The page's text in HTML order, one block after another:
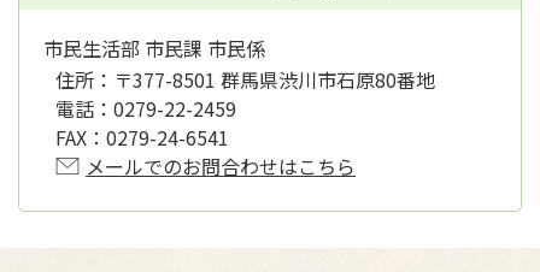
市民生活部 市民課 市民係
住所： 〒377-8501 群馬県渋川市石原80番地
電話： 0279-22-2459
FAX： 0279-24-6541
メールでのお問合わせはこちら